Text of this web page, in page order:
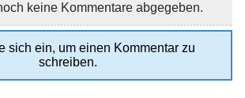
keine Kommentare abgegeben.
sich ein, um einen Kommentar zu
schreiben.